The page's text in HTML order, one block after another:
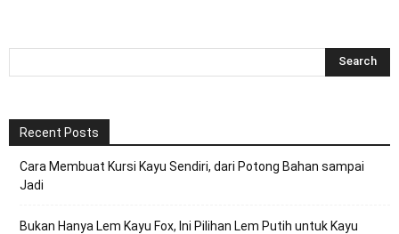
Recent Posts
Cara Membuat Kursi Kayu Sendiri, dari Potong Bahan sampai
Jadi
Bukan Hanya Lem Kayu Fox, Ini Pilihan Lem Putih untuk Kayu